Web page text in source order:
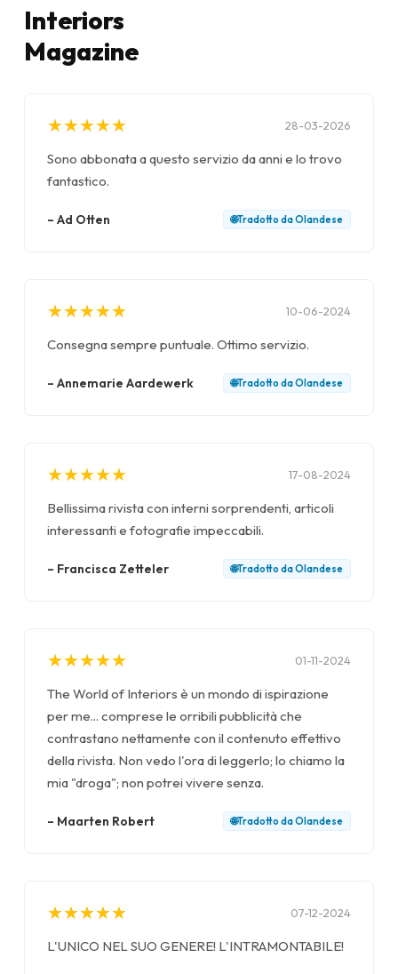
Interiors
Magazine
★
★★
★★
★★
★★
★ 28-03-2026
Sono abbonata a questo servizio da anni e lo trovo
fantastico.
– Ad Otten 🌐Tradotto daOlandese
★
★★
★★
★★
★★
★ 10-06-2024
Consegna sempre puntuale. Ottimo servizio.
– Annemarie Aardewerk 🌐Tradotto daOlandese
★
★★
★★
★★
★★
★ 17-08-2024
Bellissima rivista con interni sorprendenti, articoli
interessanti e fotografie impeccabili.
– Francisca Zetteler 🌐Tradotto daOlandese
★
★★
★★
★★
★★
★ 01-11-2024
The World of Interiors è un mondo di ispirazione
per me... comprese le orribili pubblicità che
contrastano nettamente con il contenuto effettivo
della rivista. Non vedo l'ora di leggerlo; lo chiamo la
mia "droga"; non potrei vivere senza.
– Maarten Robert 🌐Tradotto daOlandese
★
★★
★★
★★
★★
★ 07-12-2024
L'UNICO NEL SUO GENERE! L'INTRAMONTABILE!